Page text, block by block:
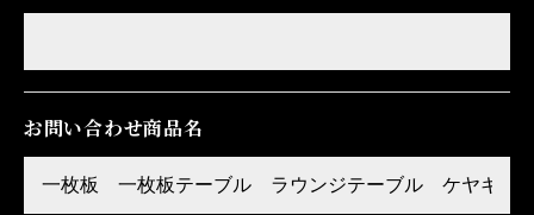
お問い合わせ商品名